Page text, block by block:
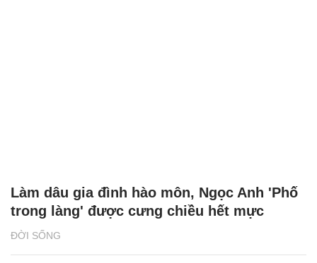
ĐỜI SỐNG
Làm dâu gia đình hào môn, Ngọc Anh 'Phố
trong làng' được cưng chiều hết mực